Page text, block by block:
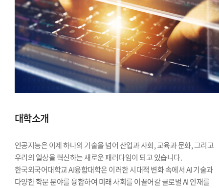
대학소개
인공지능은 이제 하나의 기술을 넘어 산업과 사회, 교육과 문화, 그리고
우리의 일상을 혁신하는 새로운 패러다임이 되고 있습니다.
한국외국어대학교 AI융합대학은 이러한 시대적 변화 속에서 AI 기술과
다양한 학문 분야를 융합하여 미래 사회를 이끌어갈 글로벌 AI 인재를